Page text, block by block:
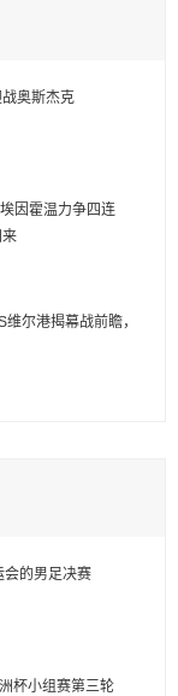
奥斯杰克
因霍温力争四连
尔港揭幕战前瞻，
会的男足决赛
杯小组赛第三轮